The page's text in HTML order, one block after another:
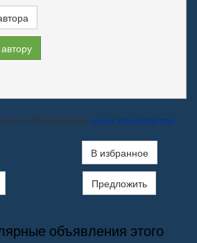
объявления: шнек транспортер
В избранное
Предложить
объявления этого